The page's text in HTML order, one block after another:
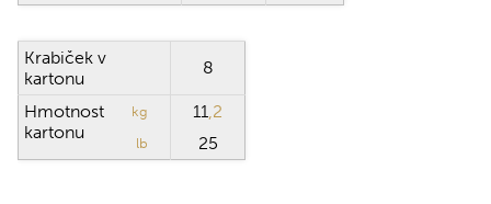
Krabiček v
kartonu
8
Hmotnost
kartonu
kg 11,2
lb 25